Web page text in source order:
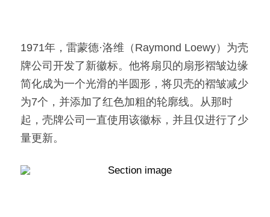
1971年，雷蒙德·洛维（Raymond Loewy）为壳
牌公司开发了新徽标。他将扇贝的扇形褶皱边缘
简化成为一个光滑的半圆形，将贝壳的褶皱减少
为7个，并添加了红色加粗的轮廓线。从那时
起，壳牌公司一直使用该徽标，并且仅进行了少
量更新。